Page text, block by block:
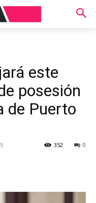
este
posesión
de Puerto
0
352